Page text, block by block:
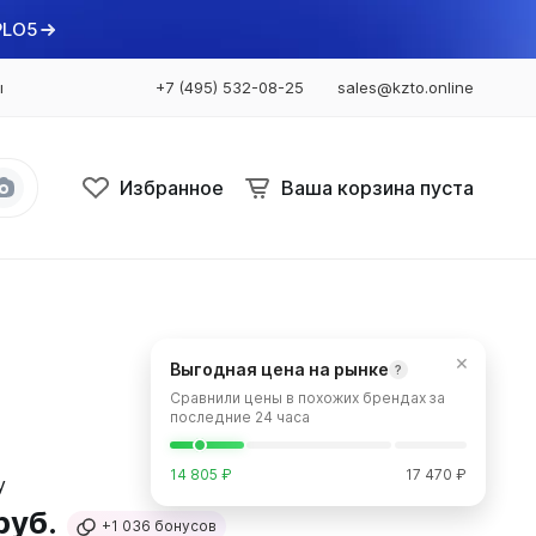
+7 (495) 532-08-25 sales@kzto.online
Избранное Ваша корзина пуста
Bataria Retro 2
Bataria Retro 3
+1 036 бонусов
×
Выгодная цена на рынке ?
Сравнили цены в похожих брендах за
последние 24 часа
14 805 ₽ 17 470 ₽